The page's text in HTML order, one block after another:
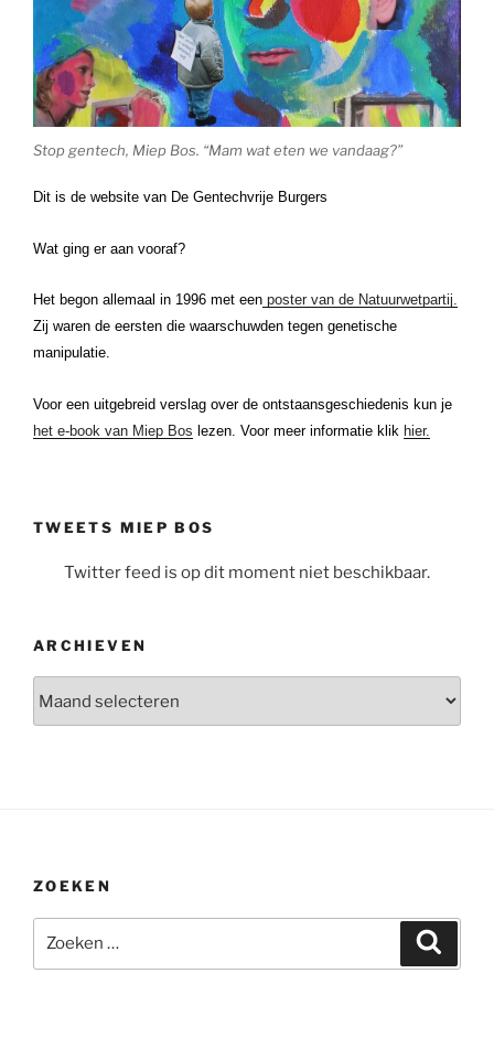
Stop gentech, Miep Bos. “Mam wat eten we vandaag?”
Dit is de website van De Gentechvrije Burgers
Wat ging er aan vooraf?
Het begon allemaal in 1996 met een poster van de Natuurwetpartij.
Zij waren de eersten die waarschuwden tegen genetische
manipulatie.
Voor een uitgebreid verslag over de ontstaansgeschiedenis kun je
het e-book van Miep Bos lezen. Voor meer informatie klik hier.
TWEETS MIEP BOS
Twitter feed is op dit moment niet beschikbaar.
ARCHIEVEN
ZOEKEN
naar: